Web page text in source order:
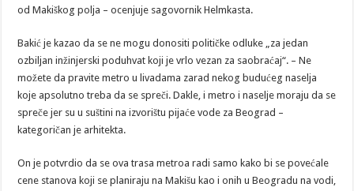
od Makiškog polja – ocenjuje sagovornik Helmkasta.
Bakić je kazao da se ne mogu donositi političke odluke „za jedan
ozbiljan inžinjerski poduhvat koji je vrlo vezan za saobraćaj“. – Ne
možete da pravite metro u livadama zarad nekog budućeg naselja
koje apsolutno treba da se spreči. Dakle, i metro i naselje moraju da se
spreče jer su u suštini na izvorištu pijaće vode za Beograd –
kategoričan je arhitekta.
On je potvrdio da se ova trasa metroa radi samo kako bi se povećale
cene stanova koji se planiraju na Makišu kao i onih u Beogradu na vodi,